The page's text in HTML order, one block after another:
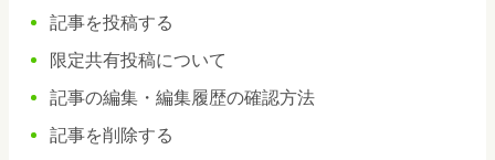
記事を投稿する
限定共有投稿について
記事の編集・編集履歴の確認方法
記事を削除する